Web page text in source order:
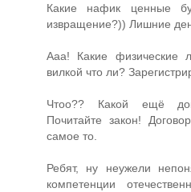
Какие нафик ценные
извращение?)) Лишние
Ааа! Какие физические
вилкой что ли?
Чтоо?? Какой ещё
Почитайте закон!
самое то.
Ребят, ну неужели
компетенции